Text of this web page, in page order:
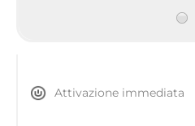
Attivazione immediata